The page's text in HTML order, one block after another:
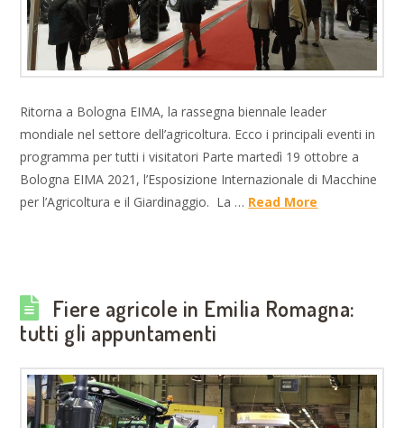
Ritorna a Bologna EIMA, la rassegna biennale leader
mondiale nel settore dell’agricoltura. Ecco i principali eventi in
programma per tutti i visitatori Parte martedì 19 ottobre a
Bologna EIMA 2021, l’Esposizione Internazionale di Macchine
per l’Agricoltura e il Giardinaggio. La … Read More
Fiere agricole in Emilia Romagna:
tutti gli appuntamenti